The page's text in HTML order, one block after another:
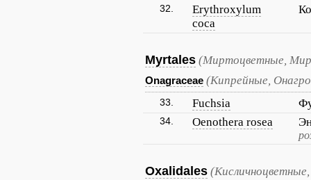
32.
Erythroxylum
coca
Myrtales (Миртоцветные,
Onagraceae (Кипрейные,
33. Fuchsia
34. Oenothera rosea
Oxalidales